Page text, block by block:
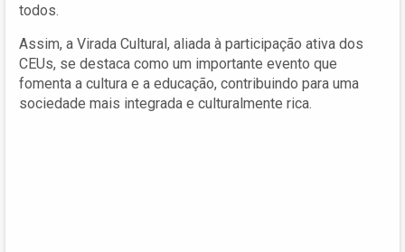
todos.
Assim, a Virada Cultural, aliada à participação ativa dos
CEUs, se destaca como um importante evento que
fomenta a cultura e a educação, contribuindo para uma
sociedade mais integrada e culturalmente rica.